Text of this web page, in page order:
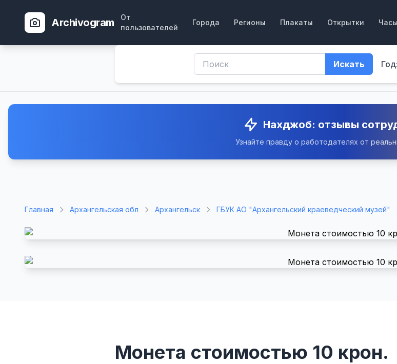
Archivogram
От
пользователей
Города Регионы Плакаты Открытки Часы
Искать Год:
Нахджоб: отзывы
Узнайте правду о работодателях от
Главная Архангельская обл Архангельск ГБУК АО "Архангельский краеведческий музей"
Монета стоимостью 10 крон.